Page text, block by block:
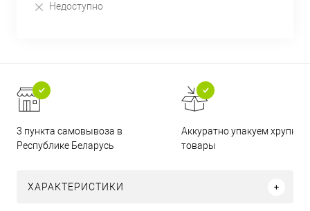
Недоступно
3 пункта самовывоза в
Республике Беларусь
Аккуратно упакуем хрупкие
товары
ХАРАКТЕРИСТИКИ